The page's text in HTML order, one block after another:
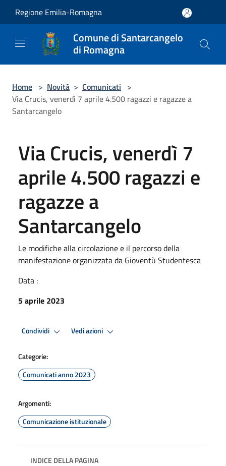
Regione Emilia-Romagna
Comune di Santarcangelo
di Romagna
Home > Novità > Comunicati >
Via Crucis, venerdì 7 aprile 4.500 ragazzi e ragazze a
Santarcangelo
Via Crucis, venerdì 7
aprile 4.500 ragazzi e
ragazze a
Santarcangelo
Le modifiche alla circolazione e il percorso della
manifestazione organizzata da Gioventù Studentesca
Data :
5 aprile 2023
Condividi Vedi azioni
Categorie:
Comunicati anno 2023
Argomenti:
Comunicazione istituzionale
INDICE DELLA PAGINA